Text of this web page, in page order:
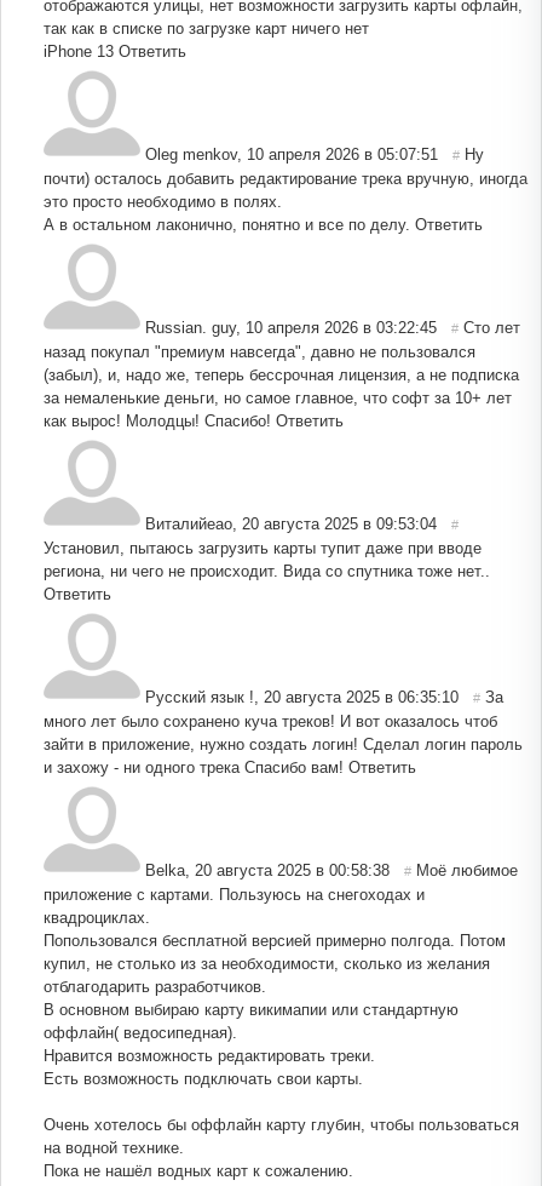
отображаются улицы, нет возможности загрузить карты офлайн,
так как в списке по загрузке карт ничего нет
iPhone 13 Ответить
Oleg menkov, 10 апреля 2026 в 05:07:51 # Ну
почти) осталось добавить редактирование трека вручную, иногда
это просто необходимо в полях.
А в остальном лаконично, понятно и все по делу. Ответить
Russian. guy, 10 апреля 2026 в 03:22:45 # Сто лет
назад покупал "премиум навсегда", давно не пользовался
(забыл), и, надо же, теперь бессрочная лицензия, а не подписка
за немаленькие деньги, но самое главное, что софт за 10+ лет
как вырос! Молодцы! Спасибо! Ответить
Виталийеао 20 августа 2025 в 09:53:04 #
Установил, пытаюсь загрузить карты тупит даже при вводе
региона, ни чего не происходит. Вида со спутника тоже нет..
Ответить
Русский язык ! 20 августа 2025 в 06:35:10 # За
много лет было сохранено куча треков! И вот оказалось чтоб
зайти в приложение, нужно создать логин! Сделал логин пароль
и захожу - ни одного трека Спасибо вам! Ответить
Belka 20 августа 2025 в 00:58:38 # Моё любимое
приложение с картами. Пользуюсь на снегоходах и
квадроциклах.
Попользовался бесплатной версией примерно полгода. Потом
купил, не столько из за необходимости, сколько из желания
отблагодарить разработчиков.
В основном выбираю карту викимапии или стандартную
оффлайн( ведосипедная).
Нравится возможность редактировать треки.
Есть возможность подключать свои карты.
Очень хотелось бы оффлайн карту глубин, чтобы пользоваться
на водной технике.
Пока не нашёл водных карт к сожалению.